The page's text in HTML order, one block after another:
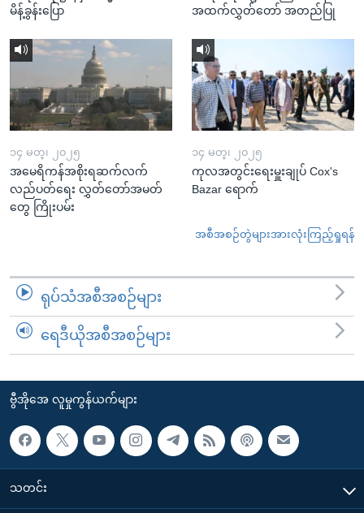
မိန့်ခွန်းပြော
အထက်လွှတ်တော် အတည်ပြု
၁၄ မတ္၊ ၂၀၂၅
အမေရိကန်အစိုးရဆက်လက်
လည်ပတ်ရေး လွှတ်တော်အမတ်
တွေ ကြိုးပမ်း
၁၄ မတ္၊ ၂၀၂၅
ကုလအတွင်းရေးမှူးချုပ် Cox's
Bazar ရောက်
အစီအစဉ်တွဲများအားလုံးကြည့်ရှုရန်
ရုပ်သံအစီအစဉ်များ
ရေဒီယိုအစီအစဉ်များ
ဗွီအိုအေ လူမှုကွန်ယက်များ
သတင်း